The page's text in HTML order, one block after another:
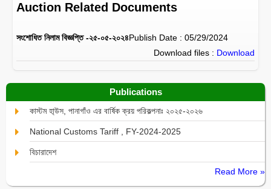
Auction Related Documents
সংশোধিত নিলাম বিজ্ঞপ্তি -২৫-০৫-২০২৪Publish Date : 05/29/2024
Download files : Download
Publications
কাস্টম হা্উস, পানাগাঁও এর বার্ষিক ক্রয় পরিকল্পনাঃ ২০২৫-২০২৬
National Customs Tariff , FY-2024-2025
বিচারাদেশ
Read More »